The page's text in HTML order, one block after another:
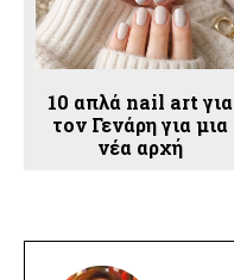
10 απλά nail art για
τον Γενάρη για μια
νέα αρχή